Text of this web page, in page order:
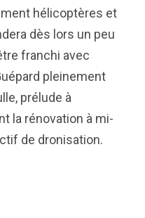
hélicoptères et
dès lors un peu
franchi avec
pleinement
prélude à
la rénovation à mi-
de dronisation.